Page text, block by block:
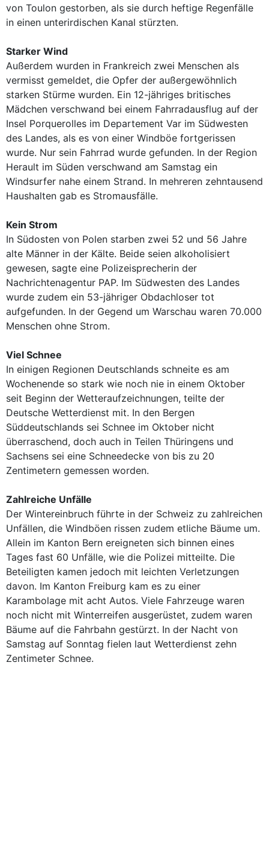
von Toulon gestorben, als sie durch heftige Regenfälle
in einen unterirdischen Kanal stürzten.
Starker Wind
Außerdem wurden in Frankreich zwei Menschen als
vermisst gemeldet, die Opfer der außergewöhnlich
starken Stürme wurden. Ein 12-jähriges britisches
Mädchen verschwand bei einem Fahrradausflug auf der
Insel Porquerolles im Departement Var im Südwesten
des Landes, als es von einer Windböe fortgerissen
wurde. Nur sein Fahrrad wurde gefunden. In der Region
Herault im Süden verschwand am Samstag ein
Windsurfer nahe einem Strand. In mehreren zehntausend
Haushalten gab es Stromausfälle.
Kein Strom
In Südosten von Polen starben zwei 52 und 56 Jahre
alte Männer in der Kälte. Beide seien alkoholisiert
gewesen, sagte eine Polizeisprecherin der
Nachrichtenagentur PAP. Im Südwesten des Landes
wurde zudem ein 53-jähriger Obdachloser tot
aufgefunden. In der Gegend um Warschau waren 70.000
Menschen ohne Strom.
Viel Schnee
In einigen Regionen Deutschlands schneite es am
Wochenende so stark wie noch nie in einem Oktober
seit Beginn der Wetteraufzeichnungen, teilte der
Deutsche Wetterdienst mit. In den Bergen
Süddeutschlands sei Schnee im Oktober nicht
überraschend, doch auch in Teilen Thüringens und
Sachsens sei eine Schneedecke von bis zu 20
Zentimetern gemessen worden.
Zahlreiche Unfälle
Der Wintereinbruch führte in der Schweiz zu zahlreichen
Unfällen, die Windböen rissen zudem etliche Bäume um.
Allein im Kanton Bern ereigneten sich binnen eines
Tages fast 60 Unfälle, wie die Polizei mitteilte. Die
Beteiligten kamen jedoch mit leichten Verletzungen
davon. Im Kanton Freiburg kam es zu einer
Karambolage mit acht Autos. Viele Fahrzeuge waren
noch nicht mit Winterreifen ausgerüstet, zudem waren
Bäume auf die Fahrbahn gestürzt. In der Nacht von
Samstag auf Sonntag fielen laut Wetterdienst zehn
Zentimeter Schnee.